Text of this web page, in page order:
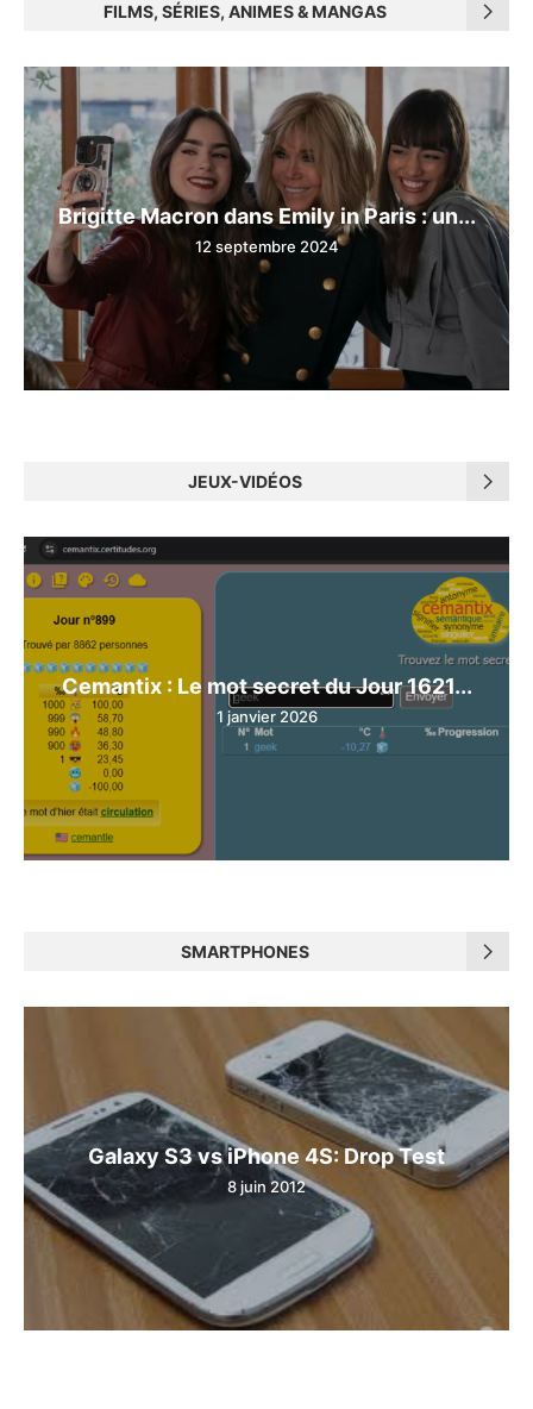
FILMS, SÉRIES, ANIMES & MANGAS
Brigitte Macron dans Emily in Paris : un...
12 septembre 2024
JEUX-VIDÉOS
Cemantix : Le mot secret du Jour 1621...
1 janvier 2026
SMARTPHONES
Galaxy S3 vs iPhone 4S: Drop Test
8 juin 2012